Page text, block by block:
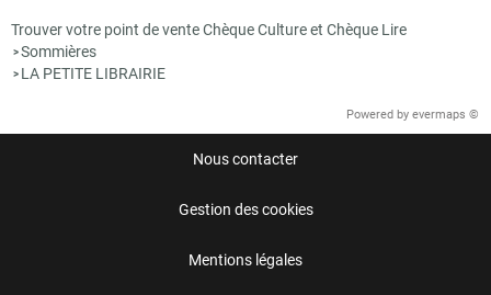
Trouver votre point de vente Chèque Culture et Chèque Lire
>Sommières
> LA PETITE LIBRAIRIE
Powered by evermaps ©
Nous contacter
Gestion des cookies
Mentions légales